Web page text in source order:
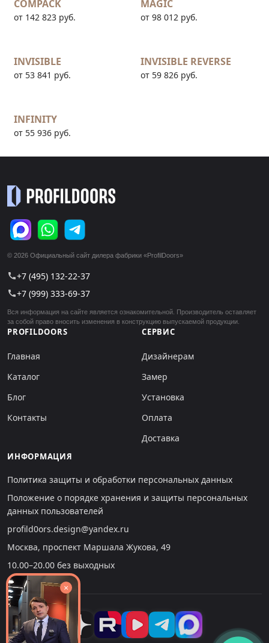
COMPACK
от 142 823 руб.
MAGIC
от 98 012 руб.
INVISIBLE
от 53 841 руб.
INVISIBLE REVERSE
от 59 826 руб.
INFINITY
от 55 936 руб.
© 2026 Официальный сайт дилера фабрики «ProfilDoors»
call+7 (495) 132-22-37
call+7 (999) 333-69-37
Вся информация на сайте является ознакомительной. Производитель оставляет
за собой право вносить изменения в конструкцию выпускаемой продукции.
PROFILDOORS
Главная
Каталог
Блог
Контакты
СЕРВИС
Дизайнерам
Замер
Установка
Оплата
Доставка
ИНФОРМАЦИЯ
Политика защиты и обработки персональных данных
Положение о порядке хранения и защиты персональных
данных пользователей
profild0ors.design@yandex.ru
Москва, проспект Маршала Жукова, 49
10.00–20.00 без выходных
×